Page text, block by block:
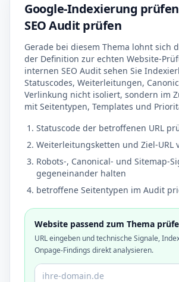
Google-Indexierung
SEO Audit prüfen
Gerade bei diesem Thema lohnt sich
der Definition zur echten Website-
internen SEO Audit sehen Sie
Statuscodes, Weiterleitungen,
Verlinkung nicht isoliert, sondern im
mit Seitentypen, Templates und
Statuscode der betroffenen URL
Weiterleitungsketten und Ziel-URL
Robots-, Canonical- und Sitemap-
gegeneinander halten
betroffene Seitentypen im Audit
Website passend zum Thema
URL eingeben und technische Signale,
Onpage-Findings direkt analysieren.
Domain oder URL